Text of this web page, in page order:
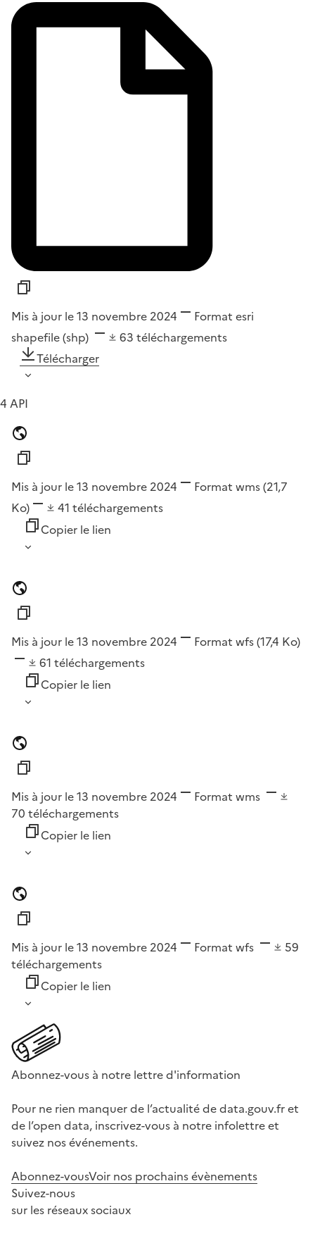
Mis à jour le 13 novembre 2024 Format esri
shapefile (shp)
63 téléchargements
Télécharger
4 API
Mis à jour le 13 novembre 2024 Format wms(21,7
Ko)
41 téléchargements
Copier le lien
Mis à jour le 13 novembre 2024 Format wfs(17,4 Ko)
61 téléchargements
Copier le lien
Mis à jour le 13 novembre 2024 Format wms
70 téléchargements
Copier le lien
Mis à jour le 13 novembre 2024 Format wfs
59
téléchargements
Copier le lien
Abonnez-vous à notre lettre d'information
Pour ne rien manquer de l’actualité de data.gouv.fr et
de l’open data, inscrivez-vous à notre infolettre et
suivez nos événements.
Abonnez-vousVoir nos prochains évènements
Suivez-nous
sur les réseaux sociaux